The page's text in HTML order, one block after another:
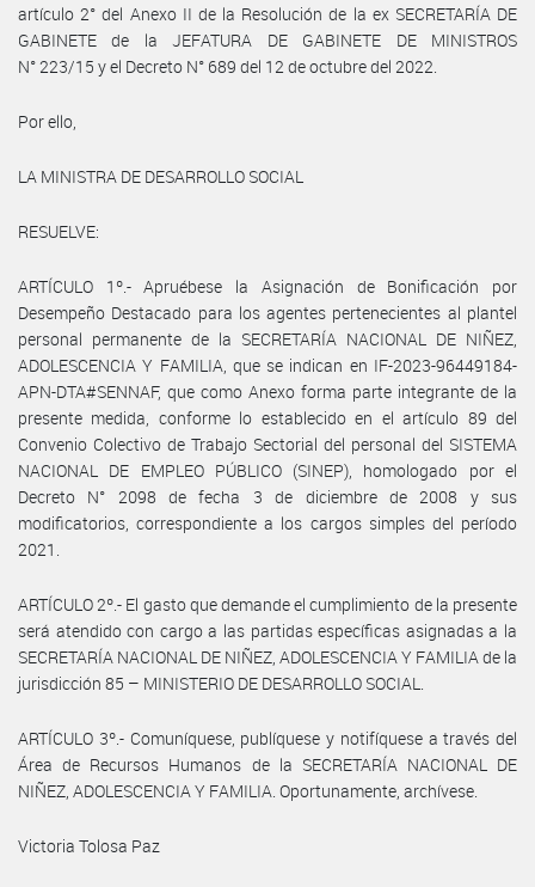
artículo 2° del Anexo II de la Resolución de la ex SECRETARÍA DE
GABINETE de la JEFATURA DE GABINETE DE MINISTROS
N° 223/15 y el Decreto N° 689 del 12 de octubre del 2022.
Por ello,
LA MINISTRA DE DESARROLLO SOCIAL
RESUELVE:
ARTÍCULO 1º.- Apruébese la Asignación de Bonificación por
Desempeño Destacado para los agentes pertenecientes al plantel
personal permanente de la SECRETARÍA NACIONAL DE NIÑEZ,
ADOLESCENCIA Y FAMILIA, que se indican en IF-2023-96449184-
APN-DTA#SENNAF, que como Anexo forma parte integrante de la
presente medida, conforme lo establecido en el artículo 89 del
Convenio Colectivo de Trabajo Sectorial del personal del SISTEMA
NACIONAL DE EMPLEO PÚBLICO (SINEP), homologado por el
Decreto N° 2098 de fecha 3 de diciembre de 2008 y sus
modificatorios, correspondiente a los cargos simples del período
2021.
ARTÍCULO 2º.- El gasto que demande el cumplimiento de la presente
será atendido con cargo a las partidas específicas asignadas a la
SECRETARÍA NACIONAL DE NIÑEZ, ADOLESCENCIA Y FAMILIA de la
jurisdicción 85 – MINISTERIO DE DESARROLLO SOCIAL.
ARTÍCULO 3º.- Comuníquese, publíquese y notifíquese a través del
Área de Recursos Humanos de la SECRETARÍA NACIONAL DE
NIÑEZ, ADOLESCENCIA Y FAMILIA. Oportunamente, archívese.
Victoria Tolosa Paz